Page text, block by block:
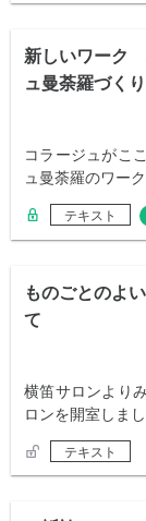
新しいワーク
ュ曼荼羅づくり
コラージュがこ
ュ曼荼羅のワー
テキスト
ものごとのよ
て
横笛サロンより
ロンを開室しま
テキスト